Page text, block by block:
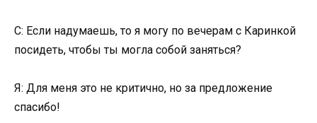
С: Если надумаешь, то я могу по вечерам с Каринкой
посидеть, чтобы ты могла собой заняться?
Я: Для меня это не критично, но за предложение
спасибо!